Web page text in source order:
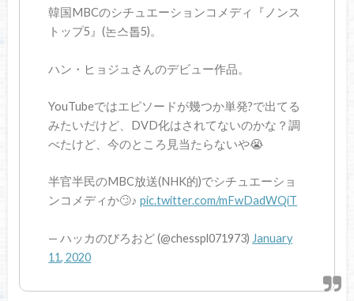
韓国MBCのシチュエーションコメディ『ノンス
トップ5』(논스톱5)。
ハン・ヒョジュさんのデビュー作品。
YouTubeではエピソードが幾つか単発?で出てる
みたいだけど、DVD化はされてないのかな？調
べたけど、今のところ見当たらないや😭
半官半民のMBC放送(NHK的)でシチュエーショ
ンコメディか🙄♪pic.twitter.com/mFwDadWQiT
— ハッカのびろおど (@chesspl071973) January
11, 2020